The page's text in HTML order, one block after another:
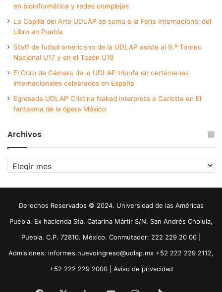
en bioinformática y redes complejas
La Capilla del Arte UDLAP se suma a la Feria Internacional del
Libro en Puebla
Staff de futbol americano de la UDLAP asiste al 9.º Torneo
Nacional U17 y en el Tazón U19
El Coro de Cámara de la UDLAP triunfa en certámenes
internacionales celebrados en España
Egresada UDLAP Cristina Nakad interpreta a Carlotta en El
fantasma de la ópera México
Archivos
Archivos
Derechos Reservados © 2024. Universidad de las Américas
Puebla. Ex hacienda Sta. Catarina Mártir S/N. San Andrés Cholula,
Puebla. C.P. 72810. México. Conmutador: 222 229 20 00 |
Admisiones: informes.nuevoingreso@udlap.mx +52 222 229 2112,
+52 222 229 2000 | Aviso de privacidad